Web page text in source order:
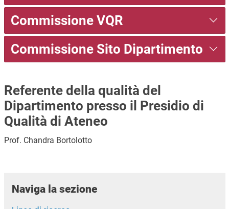
Commissione VQR
Commissione Sito Dipartimento
Referente della qualità del
Dipartimento presso il Presidio di
Qualità di Ateneo
Prof. Chandra Bortolotto
Naviga la sezione